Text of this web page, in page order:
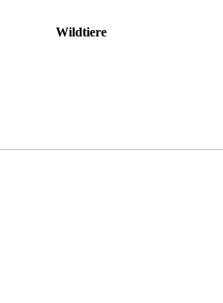
Wildtiere